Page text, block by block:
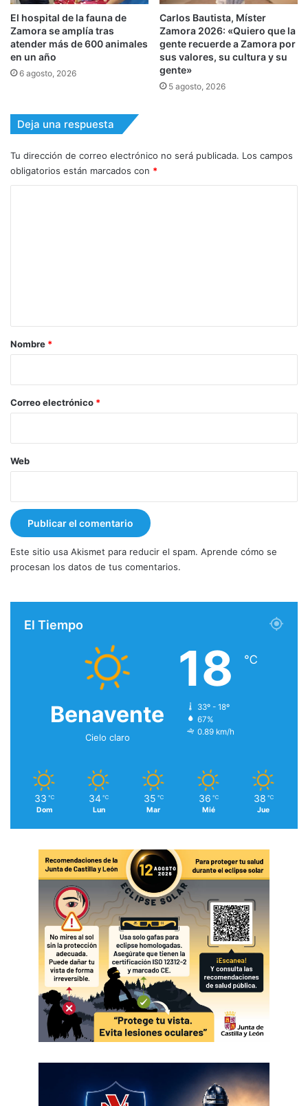
El hospital de la fauna de
Zamora se amplía tras
atender más de 600 animales
en un año
6 agosto, 2026
Carlos Bautista, Míster
Zamora 2026: «Quiero que la
gente recuerde a Zamora por
sus valores, su cultura y su
gente»
5 agosto, 2026
Deja una respuesta
Tu dirección de correo electrónico no será publicada. Los campos
obligatorios están marcados con *
r
*
Nombre *
Correo electrónico *
Web
Este sitio usa Akismet para reducir el spam. Aprende cómo se
procesan los datos de tus comentarios.
El Tiempo
Benavente
Cielo claro
18 ℃
33º - 18º
67%
0.89 km/h
33 ℃
Dom
34 ℃
Lun
35 ℃
Mar
36 ℃
Mié
38 ℃
Jue